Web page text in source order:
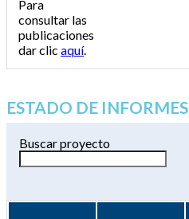
Para
consultar las
publicaciones
dar clic aquí.
ESTADO DE INFORMES
Buscar proyecto